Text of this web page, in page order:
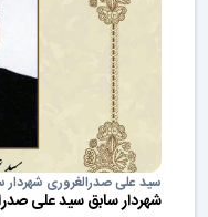
سید علی صدرالغروری شهردار
شهردار سابق سید علی